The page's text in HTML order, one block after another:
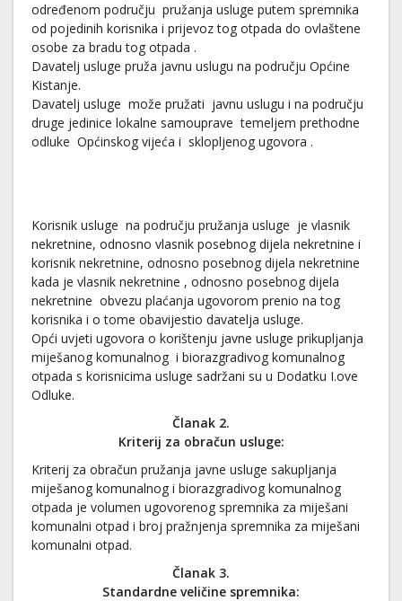
određenom području pružanja usluge putem spremnika
od pojedinih korisnika i prijevoz tog otpada do ovlaštene
osobe za bradu tog otpada .
Davatelj usluge pruža javnu uslugu na području Općine
Kistanje.
Davatelj usluge može pružati javnu uslugu i na području
druge jedinice lokalne samouprave temeljem prethodne
odluke Općinskog vijeća i sklopljenog ugovora .
Korisnik usluge na području pružanja usluge je vlasnik
nekretnine, odnosno vlasnik posebnog dijela nekretnine i
korisnik nekretnine, odnosno posebnog dijela nekretnine
kada je vlasnik nekretnine , odnosno posebnog dijela
nekretnine obvezu plaćanja ugovorom prenio na tog
korisnika i o tome obavijestio davatelja usluge.
Opći uvjeti ugovora o korištenju javne usluge prikupljanja
miješanog komunalnog i biorazgradivog komunalnog
otpada s korisnicima usluge sadržani su u Dodatku I.ove
Odluke.
Članak 2.
Kriterij za obračun usluge:
Kriterij za obračun pružanja javne usluge sakupljanja
miješanog komunalnog i biorazgradivog komunalnog
otpada je volumen ugovorenog spremnika za miješani
komunalni otpad i broj pražnjenja spremnika za miješani
komunalni otpad.
Članak 3.
Standardne veličine spremnika: